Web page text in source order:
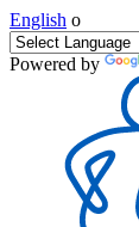
English o
Powered by